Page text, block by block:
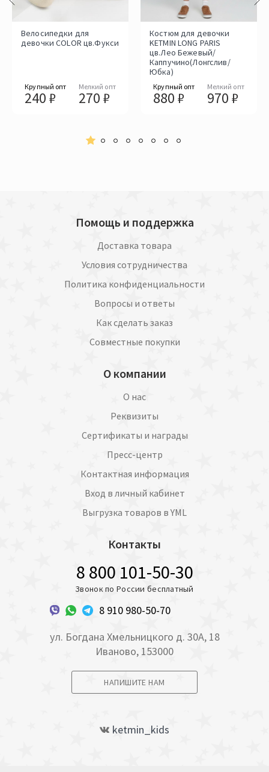
Велосипедки для
девочки COLOR цв.Фукси
Крупный опт
240 ₽
Мелкий опт
270 ₽
Костюм для девочки
KETMIN LONG PARIS
цв.Лео Бежевый/
Каппучино(Лонгслив/
Юбка)
Крупный опт
880 ₽
Мелкий опт
970 ₽
ketmin_kids
Помощь и поддержка
Доставка товара
Условия сотрудничества
Политика конфиденциальности
Вопросы и ответы
Как сделать заказ
Совместные покупки
О компании
О нас
Реквизиты
Сертификаты и награды
Пресс-центр
Контактная информация
Вход в личный кабинет
Выгрузка товаров в YML
Контакты
8 800 101-50-30
Звонок по России бесплатный
8 910 980-50-70
ул. Богдана Хмельницкого д. 30А, 18
Иваново, 153000
НАПИШИТЕ НАМ